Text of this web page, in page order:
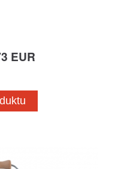
EUR